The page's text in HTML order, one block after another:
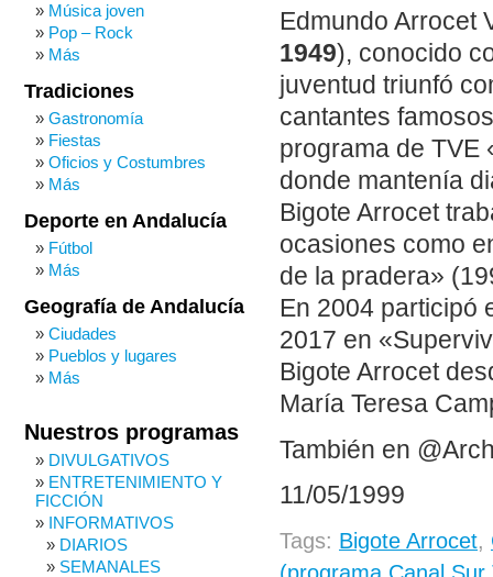
Edmundo Arrocet
1949), conocido
juventud triunfó
cantantes
programa de
donde mantenía
Bigote Arrocet
ocasiones como
de la pradera»
En 2004 participó
2017 en
Bigote Arrocet
María Teresa
También en
11/05/1999
Tags: Bigote Arrocet,
Música joven
Pop – Rock
Más
Tradiciones
Gastronomía
Fiestas
Oficios y Costumbres
Más
Deporte en Andalucía
Fútbol
Más
Geografía de Andalucía
Ciudades
Pueblos y lugares
Más
Nuestros programas
DIVULGATIVOS
ENTRETENIMIENTO Y
FICCIÓN
INFORMATIVOS
DIARIOS
SEMANALES